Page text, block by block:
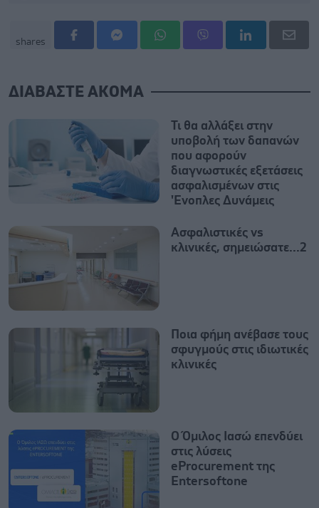
shares
ΔΙΑΒΑΣΤΕ ΑΚΟΜΑ
Τι θα αλλάξει στην
υποβολή των δαπανών
που αφορούν
διαγνωστικές εξετάσεις
ασφαλισμένων στις
'Ενοπλες Δυνάμεις
Ασφαλιστικές vs
κλινικές, σημειώσατε...2
Ποια φήμη ανέβασε τους
σφυγμούς στις ιδιωτικές
κλινικές
O Όμιλος Ιασώ επενδύει
στις λύσεις
eProcurement της
Entersoftone